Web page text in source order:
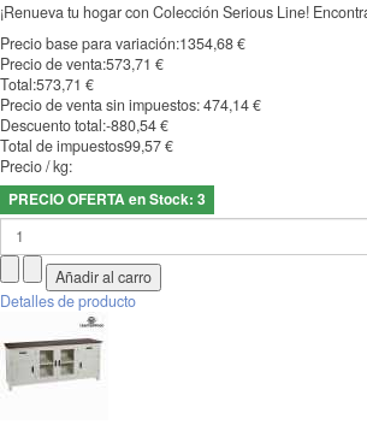
¡Renueva tu hogar con Colección Serious Line!
Precio base para variación:1354,68 €
Precio de venta:573,71 €
Total:573,71 €
Precio de venta sin impuestos:474,14 €
Descuento total:-880,54 €
Total de impuestos99,57 €
Precio / kg:
PRECIO OFERTA en Stock: 3
Detalles de producto